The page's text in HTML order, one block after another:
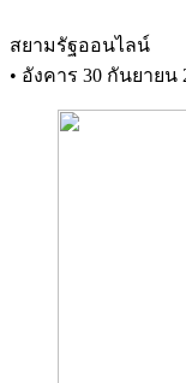
สยามรัฐออนไลน์
• อังคาร 30 กันยายน